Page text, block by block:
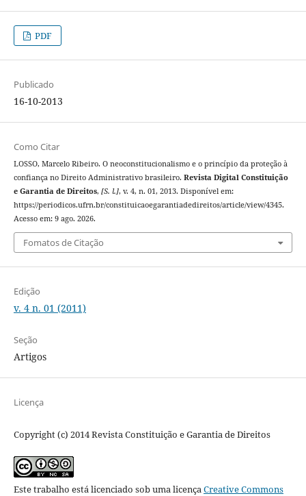
PDF
Publicado
16-10-2013
Como Citar
LOSSO, Marcelo Ribeiro. O neoconstitucionalismo e o princípio da proteção à
confiança no Direito Administrativo brasileiro. Revista Digital Constituição
e Garantia de Direitos, [S. l.], v. 4, n. 01, 2013. Disponível em:
https://periodicos.ufrn.br/constituicaoegarantiadedireitos/article/view/4345.
Acesso em: 9 ago. 2026.
Fomatos de Citação
Edição
v. 4 n. 01 (2011)
Seção
Artigos
Licença
Copyright (c) 2014 Revista Constituição e Garantia de Direitos
Este trabalho está licenciado sob uma licença Creative Commons